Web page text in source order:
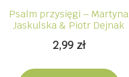
Psalm przysięgi – Martyna
Jaskulska & Piotr Dejnak
2,99 zł